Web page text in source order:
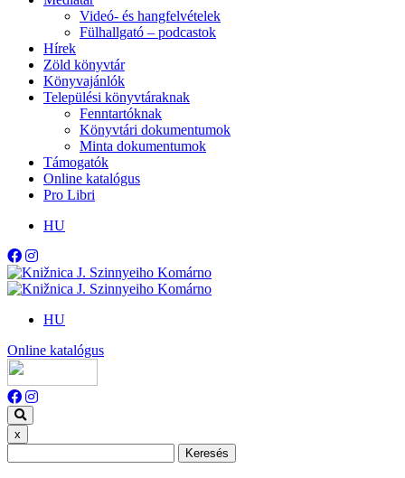
Videó- és hangfelvételek
Fülhallgató – podcastok
Hírek
Zöld könyvtár
Könyvajánlók
Települési könyvtáraknak
Fenntartóknak
Könyvtári dokumentumok
Minta dokumentumok
Támogatók
Online katalógus
Pro Libri
HU
HU
Online katalógus
x
Keresés